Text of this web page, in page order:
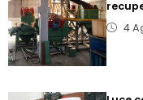
4